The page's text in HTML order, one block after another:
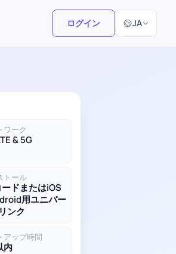
ログイン JA
言語選択
ワーク
& 5G
トール
ドまたはiOS
用ユニバー
ンク
アップ時間
内